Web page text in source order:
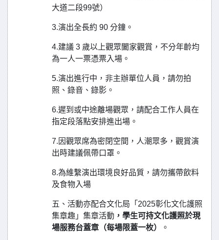
大道二段99號）
3.演出全長約 90 分鐘。
4.建議 3 歲以上觀眾闔家觀賞，不分年齡均
為一人一票憑票入場。
5.演出進行中，非主辦單位人員，請勿拍
照、錄音、錄影。
6.遲到或中途離場觀眾，請配合工作人員在
指定段落點安排進出場。
7.因觀眾席為密閉空間，人潮眾多，觀賞演
出時建議佩帶口罩。
8.為維繫演出環境良好品質，請勿攜帶飲料
及食物入場
五、活動亦配合文化局「2025彰化文化護照
集章趣」集章活動 ，學生可持文化護照於現
場服務台蓋章（每場限蓋一枚）
。